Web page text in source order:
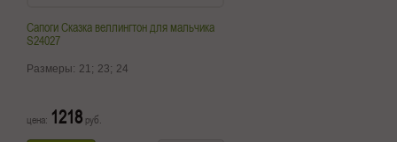
Сапоги Сказка веллингтон для мальчика
S24027
Размеры: 21; 23; 24
цена: 1218 руб.